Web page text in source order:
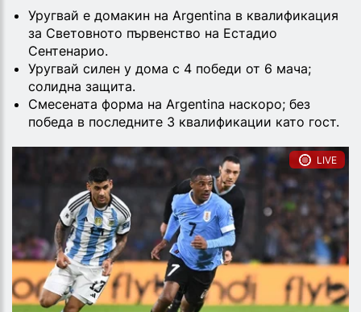
Уругвай е домакин на Argentina в квалификация
за Световното първенство на Естадио
Сентенарио.
Уругвай силен у дома с 4 победи от 6 мача;
солидна защита.
Смесената форма на Argentina наскоро; без
победа в последните 3 квалификации като гост.
LIVE